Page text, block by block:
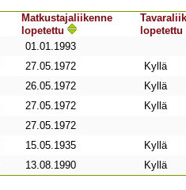
Matkustaja­liikenne
lopetettu
lopetettu
01.01.1993
27.05.1972 Kyllä
26.05.1972 Kyllä
27.05.1972 Kyllä
27.05.1972
15.05.1935 Kyllä
13.08.1990 Kyllä